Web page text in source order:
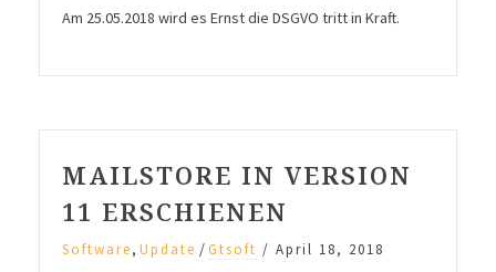
Am 25.05.2018 wird es Ernst die DSGVO tritt in Kraft.
MAILSTORE IN VERSION
11 ERSCHIENEN
Software, Update / Gtsoft / April 18, 2018